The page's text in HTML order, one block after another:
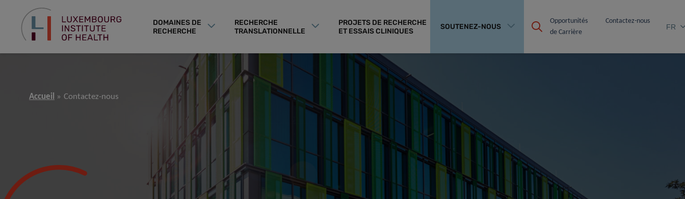
DOMAINES DE
RECHERCHE
RECHERCHE
TRANSLATIONNELLE
PROJETS DE RECHERCHE
ET ESSAIS CLINIQUES
SOUTENEZ-NOUS
Opportunités
de Carrière
Contactez-nous
FR
Accueil Contactez-nous